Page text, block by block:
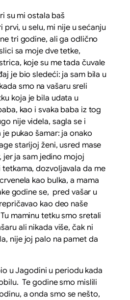
su mi ostala baš
prvi, u selu, mi nije u sećanju
tri godine, ali ga odlično
sa moje dve tetke,
koje su me tada čuvale
je bio sledeći: ja sam bila u
smo na vašaru sreli
koja je bila udata u
kao i svaka baba iz tog
nije videla, sagla se i
pukao šamar: ja onako
starijoj ženi, usred mase
jer ja sam jedino mojoj
tetkama, dozvoljavala da me
kao bulka, a mama
godine se, pred vašar u
kao deo naše
maminu tetku smo sretali
ali nikada više, čak ni
nije joj palo na pamet da
u Jagodini u periodu kada
Te godine smo mislili
a onda smo se nešto,